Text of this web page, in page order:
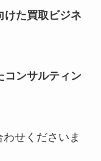
けた買取ビジネ
コンサルティン
せくださいま